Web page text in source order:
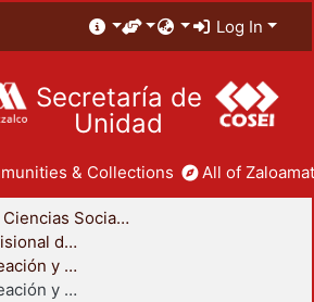
Log In
Secretaría de
Unidad
& Collections All of
División de Ciencias Sociales y Humanidades
Coordinación Divisional de Posgrado
Maestría en Planeación y Políticas Metropolitanas
Maestría en Planeación y Políticas Metropolitanas